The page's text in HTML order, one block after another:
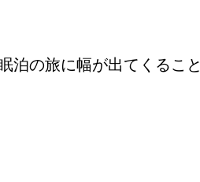
泊の旅に幅が出てくること